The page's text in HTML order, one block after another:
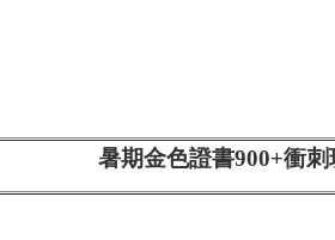
暑期金色證書900+衝刺